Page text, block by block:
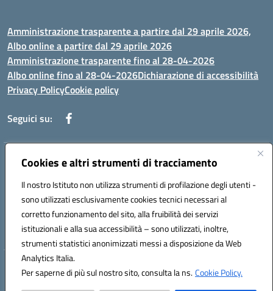
Cookies e altri strumenti di tracciamento
Il nostro Istituto non utilizza strumenti di profilazione degli utenti -
sono utilizzati esclusivamente cookies tecnici necessari al
corretto funzionamento del sito, alla fruibilità dei servizi
istituzionali e alla sua accessibilità – sono utilizzati, inoltre,
strumenti statistici anonimizzati messi a disposizione da Web
Analytics Italia.
Per saperne di più sul nostro sito, consulta la ns.Cookie Policy.
Amministrazione trasparente a partire dal 29 aprile 2026,
Albo online a partire dal 29 aprile 2026
Amministrazione trasparente fino al 28-04-2026
Albo online fino al 28-04-2026Dichiarazione di accessibilità
Privacy PolicyCookie policy
Seguici su:
Indirizzo:Via Selicato, 1 71122 FOGGIA (FG)
Posta elettronica certificata (PEC):fgee01200c@pec.istruzione.it
Codice fiscale: 80005820719
Codice meccanografico: FGEE01200C
Hosting & Powered by 3D Solution S.r.l.
Concept & Design by Designers Italia